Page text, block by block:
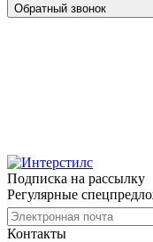
Обратный звонок
Подписка на рассылку
Регулярные
Контакты